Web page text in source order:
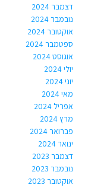
דצמבר 2024
נובמבר 2024
אוקטובר 2024
ספטמבר 2024
אוגוסט 2024
יולי 2024
יוני 2024
מאי 2024
אפריל 2024
מרץ 2024
פברואר 2024
ינואר 2024
דצמבר 2023
נובמבר 2023
אוקטובר 2023